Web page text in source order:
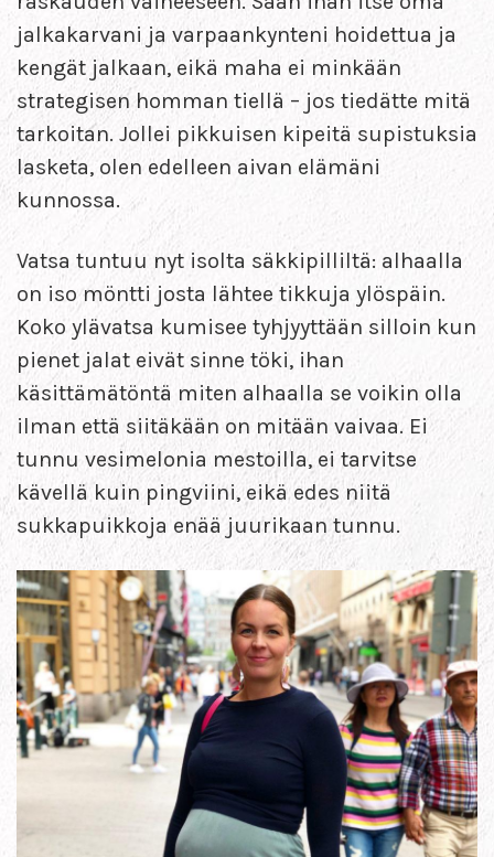
jalkakarvani ja varpaankynteni hoidettua ja
kengät jalkaan, eikä maha ei minkään
strategisen homman tiellä – jos tiedätte mitä
tarkoitan. Jollei pikkuisen kipeitä supistuksia
lasketa, olen edelleen aivan elämäni
kunnossa.
Vatsa tuntuu nyt isolta säkkipilliltä: alhaalla
on iso möntti josta lähtee tikkuja ylöspäin.
Koko ylävatsa kumisee tyhjyyttään silloin kun
pienet jalat eivät sinne töki, ihan
käsittämätöntä miten alhaalla se voikin olla
ilman että siitäkään on mitään vaivaa. Ei
tunnu vesimelonia mestoilla, ei tarvitse
kävellä kuin pingviini, eikä edes niitä
sukkapuikkoja enää juurikaan tunnu.